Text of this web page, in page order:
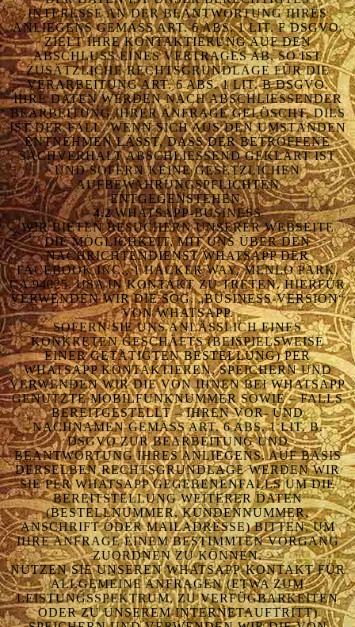
NTERESSE AN DER BEANTWORTUNG IHRES A
NLIEGENS GEMÄSS ART. 6 ABS. 1 LIT. F DSGVO. ZI
ELT IHRE KONTAKTIERUNG AUF DEN AB
SCHLUSS EINES VERTRAGES AB, SO IST ZU
SÄTZLICHE RECHTSGRUNDLAGE FÜR DIE VE
RARBEITUNG ART. 6 ABS. 1 LIT. B DSGVO. IH
RE DATEN WERDEN NACH ABSCHLIESSENDER BEA
RBEITUNG IHRER ANFRAGE GELÖSCHT, DIES IST
DER FALL, WENN SICH AUS DEN UMSTÄNDEN ENT
NEHMEN LÄSST, DASS DER BETROFFENE SAC
HVERHALT ABSCHLIESSEND GEKLÄRT IST UND
SOFERN KEINE GESETZLICHEN AUFB
EWAHRUNGSPFLICHTEN ENTG
EGENSTEHEN.
4.2WHATSAPP-BUSINESS
WIR BIETEN BESUCHERN UNSERER WEBSEITE
DIE MÖGLICHKEIT, MIT UNS ÜBER DEN
NACHRICHTENDIENST WHATSAPP DER
FACEBOOK INC., 1 HACKER WAY, MENLO PARK,
CA 94025, USA IN KONTAKT ZU TRETEN. HIERFÜR
VERWENDEN WIR DIE SOG. „BUSINESS-VERSION“
VON WHATSAPP.
SOFERN SIE UNS ANLÄSSLICH EINES
KONKRETEN GESCHÄFTS (BEISPIELSWEISE
EINER GETÄTIGTEN BESTELLUNG) PER
WHATSAPP KONTAKTIEREN, SPEICHERN UND
VERWENDEN WIR DIE VON IHNEN BEI WHATSAPP
GENUTZTE MOBILFUNKNUMMER SOWIE – FALLS
BEREITGESTELLT – IHREN VOR- UND
NACHNAMEN GEMÄSS ART. 6 ABS. 1 LIT. B. D
SGVO ZUR BEARBEITUNG UND B
EANTWORTUNG IHRES ANLIEGENS. AUF BASIS D
ERSELBEN RECHTSGRUNDLAGE WERDEN WIR S
IE PER WHATSAPP GEGEBENENFALLS UM DIE B
EREITSTELLUNG WEITERER DATEN (
BESTELLNUMMER, KUNDENNUMMER, A
NSCHRIFT ODER MAILADRESSE) BITTEN, UM I
HRE ANFRAGE EINEM BESTIMMTEN VORGANG Z
UORDNEN ZU KÖNNEN.
NUTZEN SIE UNSEREN WHATSAPP-KONTAKT FÜR
ALLGEMEINE ANFRAGEN (ETWA ZUM
LEISTUNGSSPEKTRUM, ZU VERFÜGBARKEITEN
ODER ZU UNSEREM INTERNETAUFTRITT)